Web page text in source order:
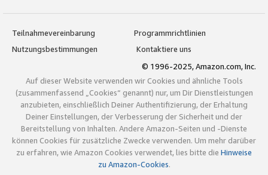
Teilnahmevereinbarung
Programmrichtlinien
Nutzungsbestimmungen
Kontaktiere uns
© 1996-2025, Amazon.com, Inc.
Auf dieser Website verwenden wir Cookies und ähnliche Tools
(zusammenfassend „Cookies“ genannt) nur, um Dir Dienstleistungen
anzubieten, einschließlich Deiner Authentifizierung, der Erhaltung
Deiner Einstellungen, der Verbesserung der Sicherheit und der
Bereitstellung von Inhalten. Andere Amazon-Seiten und -Dienste
können Cookies für zusätzliche Zwecke verwenden. Um mehr darüber
zu erfahren, wie Amazon Cookies verwendet, lies bitte die Hinweise
zu Amazon-Cookies.